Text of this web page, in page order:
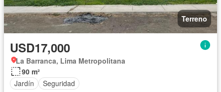
Terreno
USD17,000
La Barranca, Lima Metropolitana
90 m²
Jardín
Seguridad